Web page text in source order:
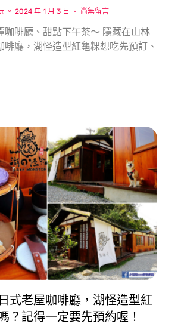
2024 年 1 月 3 日 尚無留言
咖啡廳、甜點下午茶〜 隱藏在山林
啡廳，湖怪造型紅龜粿想吃先預訂、
式老屋咖啡廳，湖怪造型紅
？記得一定要先預約喔！